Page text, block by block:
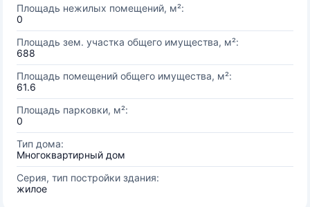
Площадь нежилых помещений, м²:
0
Площадь зем. участка общего имущества, м²:
688
Площадь помещений общего имущества, м²:
61.6
Площадь парковки, м²:
0
Тип дома:
Многоквартирный дом
Серия, тип постройки здания:
жилое